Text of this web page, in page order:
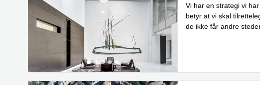
Vi har en strategi vi
betyr at vi skal
de ikke får andre